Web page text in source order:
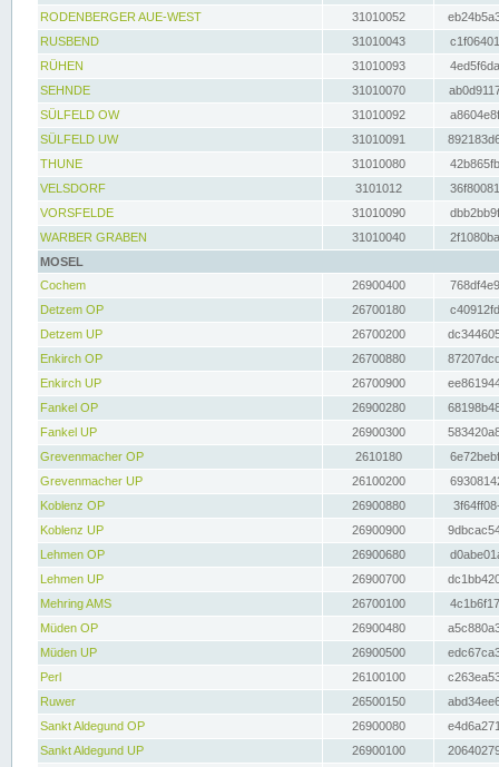
RODENBERGER AUE-WEST
31010052
RUSBEND
31010043
RÜHEN
31010093
SEHNDE
31010070
SÜLFELD OW
31010092
SÜLFELD UW
31010091
THUNE
31010080
VELSDORF
3101012
VORSFELDE
31010090
WARBER GRABEN
31010040
MOSEL
Cochem
26900400
Detzem OP
26700180
Detzem UP
26700200
Enkirch OP
26700880
Enkirch UP
26700900
Fankel OP
26900280
Fankel UP
26900300
Grevenmacher OP
2610180
Grevenmacher UP
26100200
Koblenz OP
26900880
Koblenz UP
26900900
Lehmen OP
26900680
Lehmen UP
26900700
Mehring AMS
26700100
Müden OP
26900480
Müden UP
26900500
Perl
26100100
Ruwer
26500150
Sankt Aldegund OP
26900080
Sankt Aldegund UP
26900100